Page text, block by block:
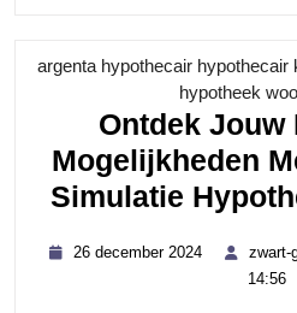
argenta hypothecair hypothecair
hypotheek
Ontdek Jouw
Mogelijkheden
Simulatie
26 december 2024
december
zwart-
14:56